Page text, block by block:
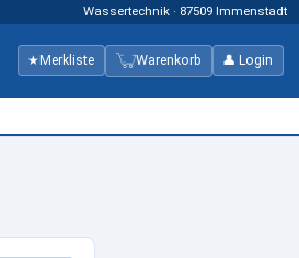
Wassertechnik · 87509 Immenstadt
★ Merkliste Warenkorb 👤 Login